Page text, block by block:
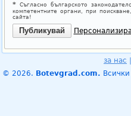
*Съгласно българското
компетентните органи, при
сайта!
за нас
© 2026. Botevgrad.com.